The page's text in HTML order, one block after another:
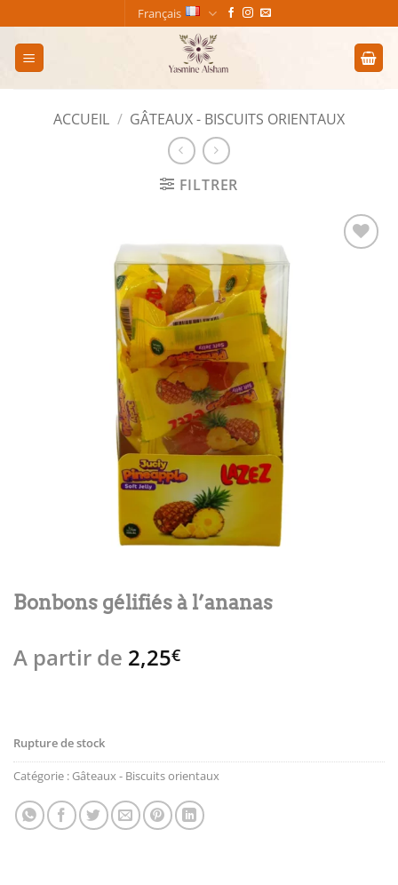
au
contenu
Français
ACCUEIL / GÂTEAUX - BISCUITS ORIENTAUX
FILTRER
Bonbons gélifiés à l’ananas
A partir de 2,25€
Rupture de stock
Catégorie : Gâteaux - Biscuits orientaux